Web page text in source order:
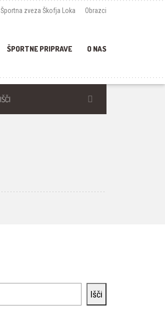
Športna zveza Škofja Loka Obrazci
ŠPORTNE PRIPRAVE O NAS
Išči